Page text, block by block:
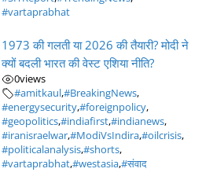
#vartaprabhat
1973 की गलती या 2026 की तैयारी? मोदी ने
क्यों बदली भारत की वेस्ट एशिया नीति?
0views
#amitkaul,#BreakingNews,
#energysecurity,#foreignpolicy,
#geopolitics,#indiafirst,#indianews,
#iranisraelwar,#ModiVsIndira,#oilcrisis,
#politicalanalysis,#shorts,
#vartaprabhat,#westasia,#संवाद